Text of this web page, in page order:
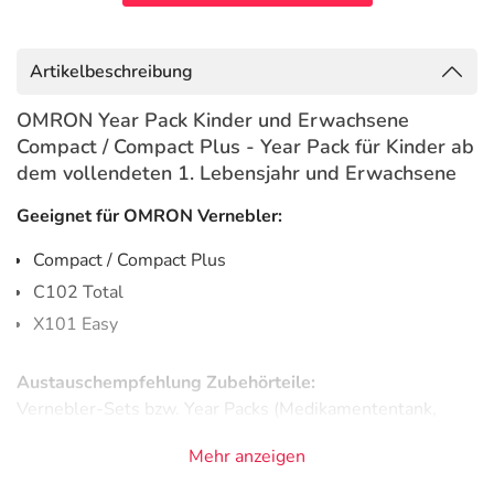
Artikelbeschreibung
OMRON Year Pack Kinder und Erwachsene
Compact / Compact Plus - Year Pack für Kinder ab
dem vollendeten 1. Lebensjahr und Erwachsene
Geeignet für OMRON Vernebler:
Compact / Compact Plus
C102 Total
X101 Easy
Austauschempfehlung Zubehörteile:
Vernebler-Sets bzw. Year Packs (Medikamententank,
ausgetauscht werden. Luftfilter sollten alle 70
Mehr anzeigen